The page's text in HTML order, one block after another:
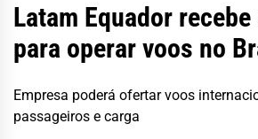
Latam Equador
para operar voos no
Empresa poderá ofertar voos
passageiros e carga